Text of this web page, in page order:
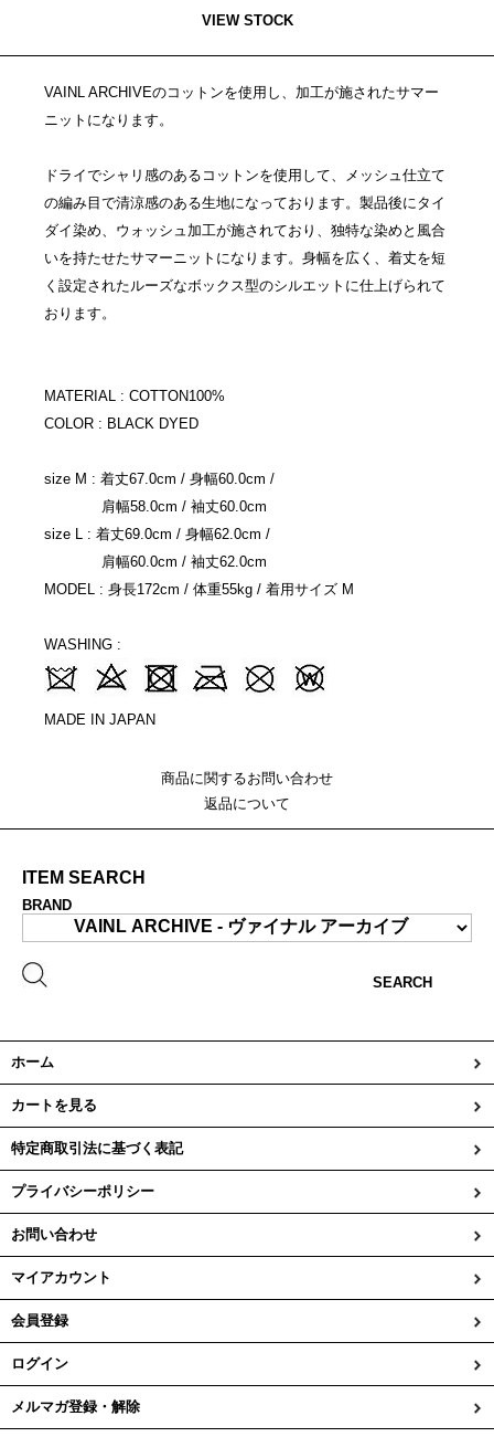
VIEW STOCK
VAINL ARCHIVEのコットンを使用し、加工が施されたサマー
ニットになります。
ドライでシャリ感のあるコットンを使用して、メッシュ仕立て
の編み目で清涼感のある生地になっております。製品後にタイ
ダイ染め、ウォッシュ加工が施されており、独特な染めと風合
いを持たせたサマーニットになります。身幅を広く、着丈を短
く設定されたルーズなボックス型のシルエットに仕上げられて
おります。
MATERIAL : COTTON100%
COLOR : BLACK DYED
size M : 着丈67.0cm / 身幅60.0cm /
肩幅58.0cm / 袖丈60.0cm
size L : 着丈69.0cm / 身幅62.0cm /
肩幅60.0cm / 袖丈62.0cm
MODEL : 身長172cm / 体重55kg / 着用サイズ M
WASHING :
MADE IN JAPAN
商品に関するお問い合わせ
返品について
ITEM SEARCH
BRAND
SEARCH
ホーム
カートを見る
特定商取引法に基づく表記
プライバシーポリシー
お問い合わせ
マイアカウント
会員登録
ログイン
メルマガ登録・解除